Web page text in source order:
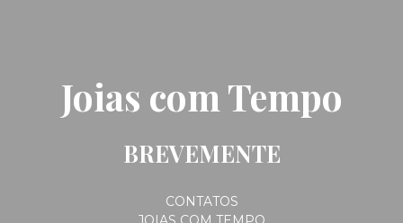
Joias com Tempo
BREVEMENTE
CONTATOS